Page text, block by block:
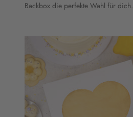
Backbox die perfekte Wahl für dich.